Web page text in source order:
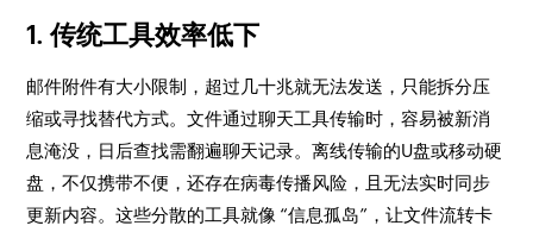
1. 传统工具效率低下
邮件附件有大小限制，超过几十兆就无法发送，只能拆分压
缩或寻找替代方式。文件通过聊天工具传输时，容易被新消
息淹没，日后查找需翻遍聊天记录。离线传输的U盘或移动硬
盘，不仅携带不便，还存在病毒传播风险，且无法实时同步
更新内容。这些分散的工具就像 “信息孤岛”，让文件流转卡